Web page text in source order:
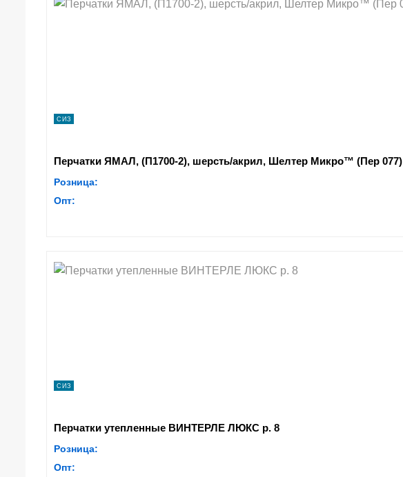
СИЗ
Перчатки ЯМАЛ, (П1700-2), шерсть/акрил, Шелтер Микро™ (Пер 077)
Розница:
Опт:
СИЗ
Перчатки утепленные ВИНТЕРЛЕ ЛЮКС р. 8
Розница:
Опт: